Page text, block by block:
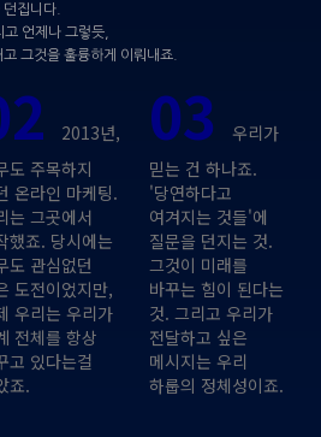
집니다.
고 언제나 그렇듯,
그것을 훌륭하게 이뤄내죠.
2013년,
도 주목하지
온라인 마케팅.
는 그곳에서
했죠. 당시에는
도 관심없던
도전이었지만,
우리는 우리가
전체를 항상
고 있다는걸
죠.
03우리가
믿는 건 하나죠.
'당연하다고
여겨지는 것들'에
질문을 던지는 것.
그것이 미래를
바꾸는 힘이 된다는
것. 그리고 우리가
전달하고 싶은
메시지는 우리
하룹의 정체성이죠.